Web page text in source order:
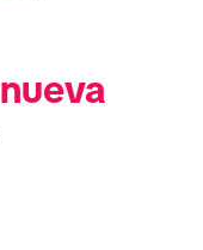
nueva